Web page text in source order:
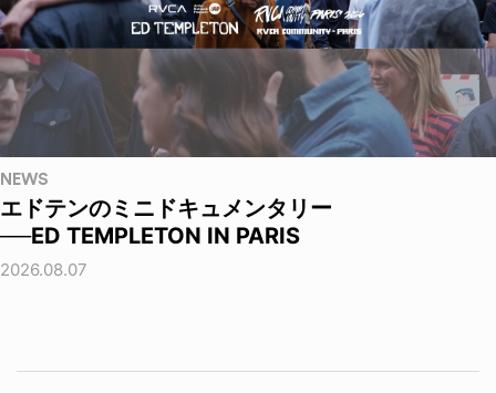
NEWS
エドテンのミニドキュメンタリー
──ED TEMPLETON IN PARIS
2026.08.07